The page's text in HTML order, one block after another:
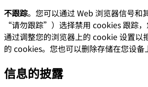
不跟踪。您可以通过 Web 浏览器信号和
“请勿跟踪”）选择禁用 cookies 跟踪
通过调整您的浏览器上的 cookie 设置以
的 cookies。您也可以删除存储在您设备
信息的披露